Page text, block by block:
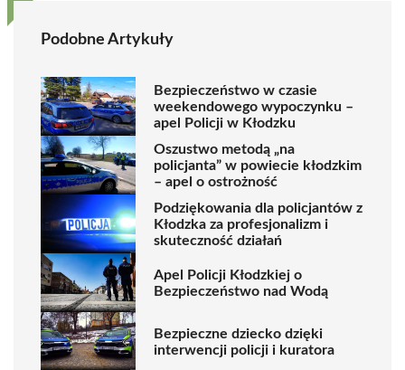
Podobne Artykuły
Bezpieczeństwo w czasie
weekendowego wypoczynku –
apel Policji w Kłodzku
Oszustwo metodą „na
policjanta” w powiecie kłodzkim
– apel o ostrożność
Podziękowania dla policjantów z
Kłodzka za profesjonalizm i
skuteczność działań
Apel Policji Kłodzkiej o
Bezpieczeństwo nad Wodą
Bezpieczne dziecko dzięki
interwencji policji i kuratora